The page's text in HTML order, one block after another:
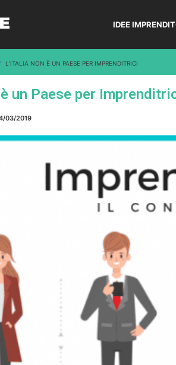
IDEE
L’ITALIA NON È UN PAESE PER IMPRENDITRICI
un Paese per
03/2019